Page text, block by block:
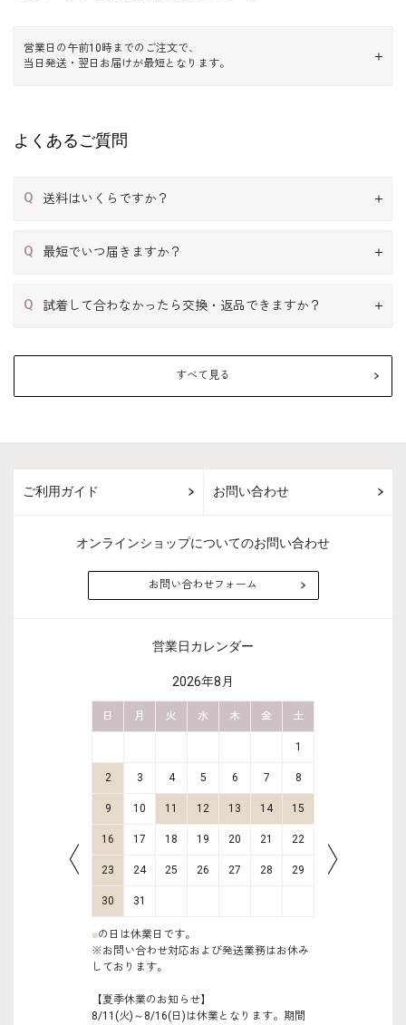
営業日の午前10時までのご注文で、
当日発送・翌日お届けが最短となります。
よくあるご質問
Q 送料はいくらですか？
Q 最短でいつ届きますか？
Q 試着して合わなかったら交換・返品できますか？
すべて見る
ご利用ガイド お問い合わせ
オンラインショップについてのお問い合わせ
お問い合わせフォーム
営業日カレンダー
2026年8月
日 月 火 水 木 金 土
1
2 3 4 5 6 7 8
9 10 11 12 13 14 15
16 17 18 19 20 21 22
23 24 25 26 27 28 29
30 31
■の日は休業日です。
※お問い合わせ対応および発送業務はお休み
しております。
【夏季休業のお知らせ】
8/11(火)～8/16(日)は休業となります。期間